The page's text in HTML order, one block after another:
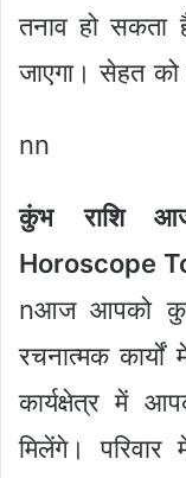
तनाव हो सकता
जाएगा। सेहत
nn
कुंभ राशि
Horoscope
nआज आपको कुछ
रचनात्मक
कार्यक्षेत्र में
मिलेंगे।